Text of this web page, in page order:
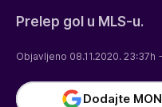
Prelep gol u MLS-u.
Objavljeno 08.11.2020. 23:37h
Dodajte